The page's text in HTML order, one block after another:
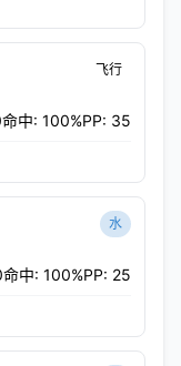
飞行
命中: 100%PP: 35
水
命中: 100%PP: 25